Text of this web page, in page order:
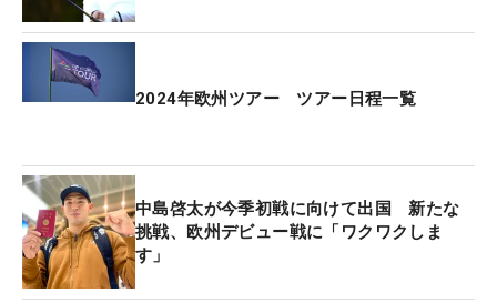
2024年欧州ツアー ツアー日程一覧
中島啓太が今季初戦に向けて出国 新たな
挑戦、欧州デビュー戦に「ワクワクしま
す」